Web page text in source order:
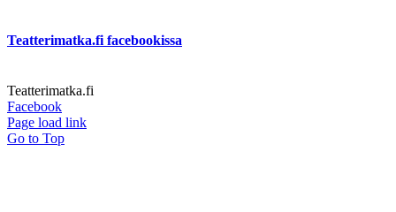
Teatterimatka.fi facebookissa
Teatterimatka.fi
Facebook
Page load link
Go to Top